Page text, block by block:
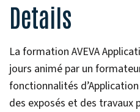
Details
La formation AVEVA
jours animé par un
fonctionnalités
des exposés et des